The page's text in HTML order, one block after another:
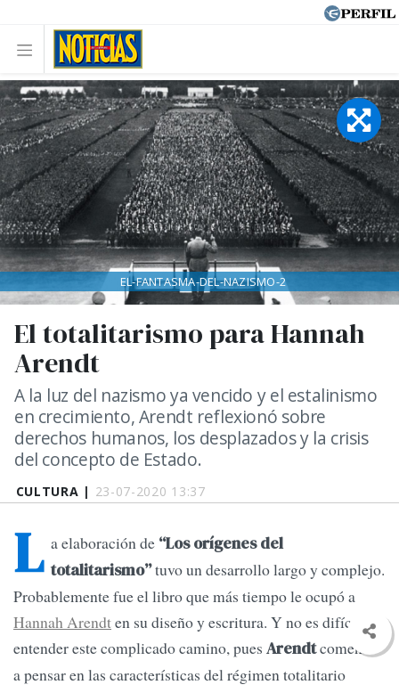
CULTURA | 23-07-2020 13:37
El totalitarismo para Hannah
Arendt
A la luz del nazismo ya vencido y el estalinismo
en crecimiento, Arendt reflexionó sobre
derechos humanos, los desplazados y la crisis
del concepto de Estado.
EL-FANTASMA-DEL-NAZISMO-2
L a elaboración de “Los orígenes del
totalitarismo”tuvo un desarrollo largo y complejo.
Probablemente fue el libro que más tiempo le ocupó a
Hannah Arendten su diseño y escritura. Y no es difícil
entender este complicado camino, pues Arendtcomenzó
a pensar en las características del régimen totalitario